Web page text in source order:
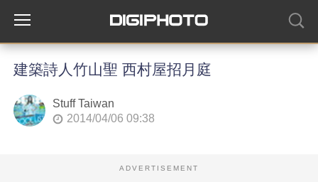
建築詩人竹山聖 西村屋招月庭
Stuff Taiwan
2014/04/06 09:38
ADVERTISEMENT